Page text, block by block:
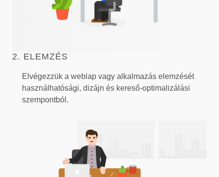
2. ELEMZÉS
Elvégezzük a weblap vagy alkalmazás elemzését
használhatósági, dizájn és kereső-optimalizálási
szempontból.